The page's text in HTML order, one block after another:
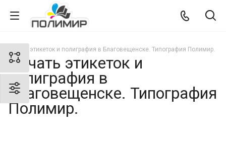
Печать этикеток и полиграфия в Благовещенске. Типография Полимир.
Печать этикеток и
полиграфия в
Благовещенске. Типография
Полимир.